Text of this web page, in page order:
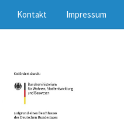
Kontakt Impressum